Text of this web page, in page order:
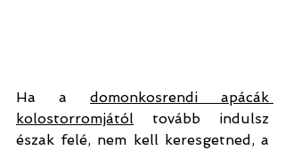
Ha a domonkosrendi apácák
kolostorromjától tovább indulsz
észak felé, nem kell keresgetned, a